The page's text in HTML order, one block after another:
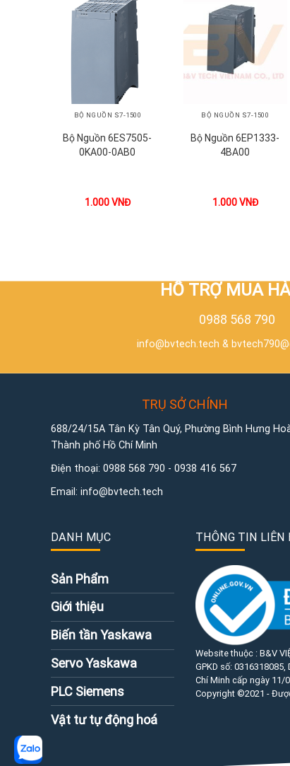
BỘ NGUỒN S7-1500
Bộ Nguồn 6ES7505-
0KA00-0AB0
1.000VNĐ
BỘ NGUỒN S7-1500
Bộ Nguồn 6EP1333-
4BA00
1.000VNĐ
HỖ TRỢ MUA
0988 568 790
info@bvtech.tech &
TRỤ SỞ CHÍNH
688/24/15A Tân Kỳ Tân Quý, Phường Bình Hưng
Thành phố Hồ Chí Minh
Điện thoại: 0988 568 790 - 0938 416 567
Email: info@bvtech.tech
DANH MỤC
Sản Phẩm
Giới thiệu
Biến tần Yaskawa
Servo Yaskawa
PLC Siemens
Vật tư tự động hoá
THÔNG TIN LIÊN
Website thuộc : B&V
GPKD số: 0316318085,
Chí Minh cấp ngày 11/
Copyright ©2021 -